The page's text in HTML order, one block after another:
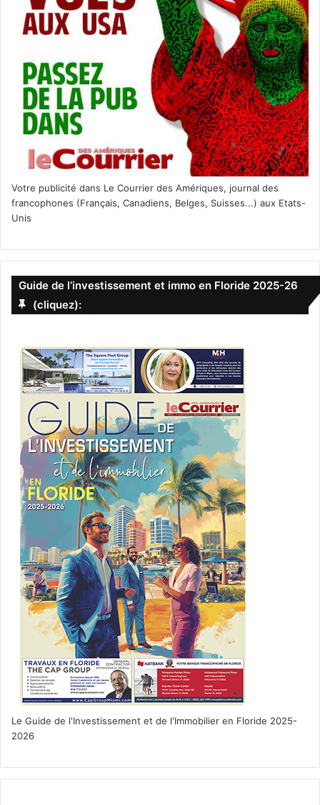
Votre publicité dans Le Courrier des Amériques, journal des
francophones (Français, Canadiens, Belges, Suisses...) aux Etats-
Unis
Guide de l’investissement et immo en Floride 2025-26
(cliquez):
Le Guide de l'Investissement et de l'Immobilier en Floride 2025-
2026